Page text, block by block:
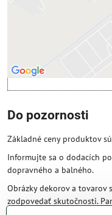
Povoliť a
Otvoriť
Do pozornosti
Základné ceny produktov
Informujte sa o dodacích
dopravného a balného.
Obrázky dekorov a tovarov
zodpovedať skutočnosti.